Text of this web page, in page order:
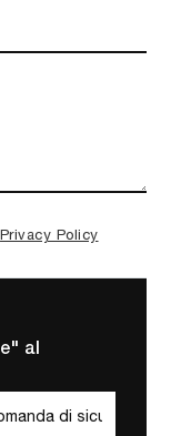
Privacy Policy
al